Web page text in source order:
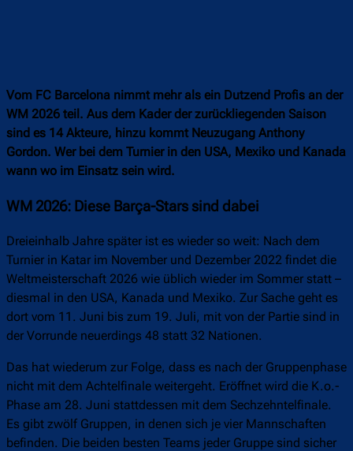
Vom FC Barcelona nimmt mehr als ein Dutzend Profis an der
WM 2026 teil. Aus dem Kader der zurückliegenden Saison
sind es 14 Akteure, hinzu kommt Neuzugang Anthony
Gordon. Wer bei dem Turnier in den USA, Mexiko und Kanada
wann wo im Einsatz sein wird.
WM 2026: Diese Barça-Stars sind dabei
Dreieinhalb Jahre später ist es wieder so weit: Nach dem
Turnier in Katar im November und Dezember 2022 findet die
Weltmeisterschaft 2026 wie üblich wieder im Sommer statt –
diesmal in den USA, Kanada und Mexiko. Zur Sache geht es
dort vom 11. Juni bis zum 19. Juli, mit von der Partie sind in
der Vorrunde neuerdings 48 statt 32 Nationen.
Das hat wiederum zur Folge, dass es nach der Gruppenphase
nicht mit dem Achtelfinale weitergeht. Eröffnet wird die K.o.-
Phase am 28. Juni stattdessen mit dem Sechzehntelfinale.
Es gibt zwölf Gruppen, in denen sich je vier Mannschaften
befinden. Die beiden besten Teams jeder Gruppe sind sicher